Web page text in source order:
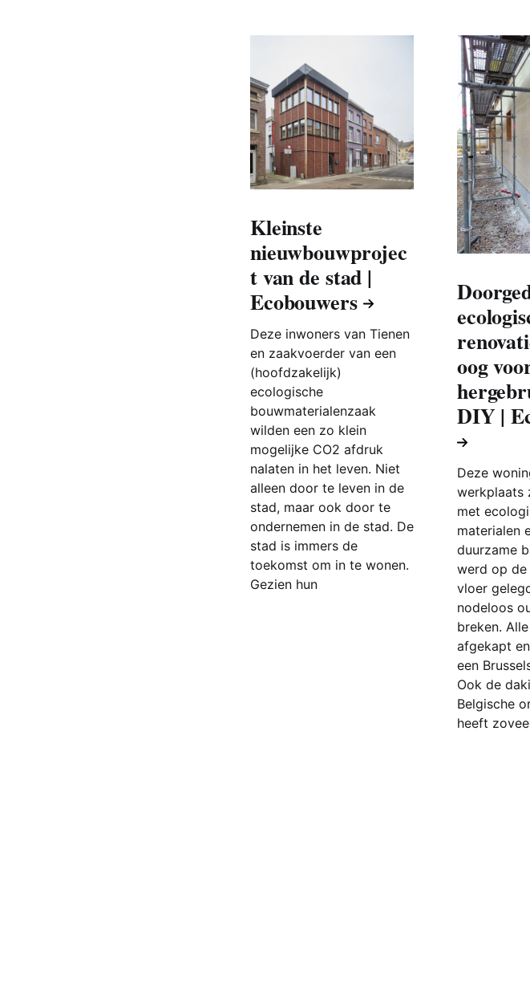
Kleinste
nieuwbouwprojec
t van de stad |
Ecobouwers
Deze inwoners van Tienen
en zaakvoerder van een
(hoofdzakelijk)
ecologische
bouwmaterialenzaak
wilden een zo klein
mogelijke CO2 afdruk
nalaten in het leven. Niet
alleen door te leven in de
stad, maar ook door te
ondernemen in de stad. De
stad is immers de
toekomst om in te wonen.
Gezien hun
oog
DIY |
Deze
werkplaats
met
materialen
duurzame
werd op de
vloer
nodeloos
breken.
afgekapt
een
Ook de
Belgische
heeft